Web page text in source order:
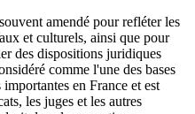
amendé pour refléter les
et culturels, ainsi que pour
des dispositions juridiques
comme l'une des bases
en France et est
les juges et les autres